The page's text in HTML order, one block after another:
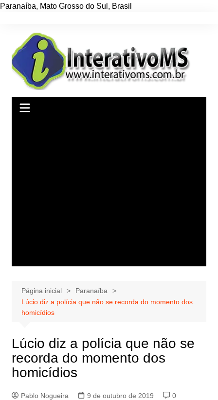
Paranaíba, Mato Grosso do Sul , Brasil
conteúdo
Página inicial
Paranaíba
Lúcio diz a polícia que não se recorda do momento dos
homicídios
Lúcio diz a polícia que não se
recorda do momento dos
homicídios
Pablo Nogueira 9 de outubro de 2019
0